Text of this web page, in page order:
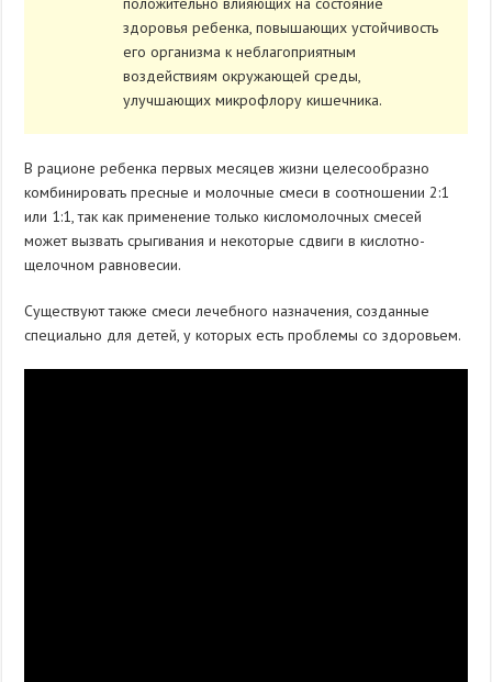
здоровья ребенка, повышающих устойчивость
его организма к неблагоприятным
воздействиям окружающей среды,
улучшающих микрофлору кишечника.
В рационе ребенка первых месяцев жизни целесообразно
комбинировать пресные и молочные смеси в соотношении 2:1
или 1:1, так как применение только кисломолочных смесей
может вызвать срыгивания и некоторые сдвиги в кислотно-
щелочном равновесии.
Существуют также смеси лечебного назначения, созданные
специально для детей, у которых есть проблемы со здоровьем.